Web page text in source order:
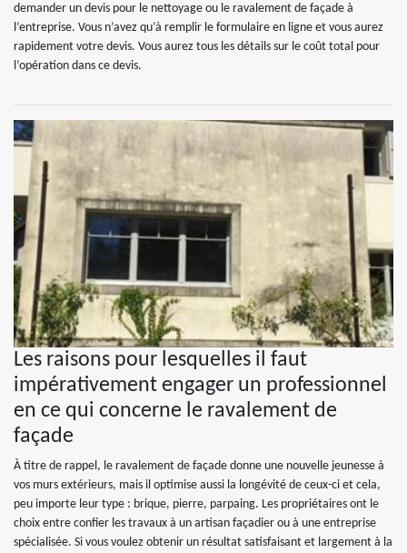
demander un devis pour le nettoyage ou le ravalement de façade à
l’entreprise. Vous n’avez qu’à remplir le formulaire en ligne et vous aurez
rapidement votre devis. Vous aurez tous les détails sur le coût total pour
l’opération dans ce devis.
Les raisons pour lesquelles il faut
impérativement engager un professionnel
en ce qui concerne le ravalement de
façade
À titre de rappel, le ravalement de façade donne une nouvelle jeunesse à
vos murs extérieurs, mais il optimise aussi la longévité de ceux-ci et cela,
peu importe leur type : brique, pierre, parpaing. Les propriétaires ont le
choix entre confier les travaux à un artisan façadier ou à une entreprise
spécialisée. Si vous voulez obtenir un résultat satisfaisant et largement à la